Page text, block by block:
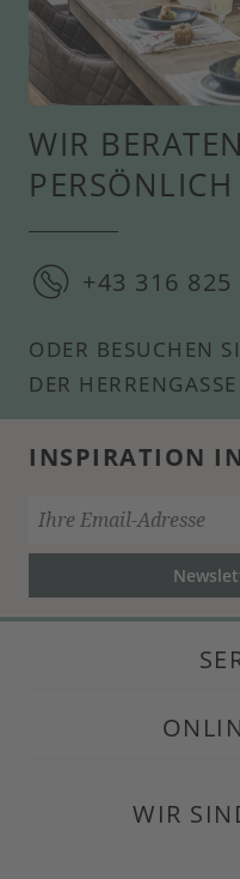
WIR
PERSÖNLICH
+43 316 825
ODER BESUCHEN
DER
INSPIRATION
WIR